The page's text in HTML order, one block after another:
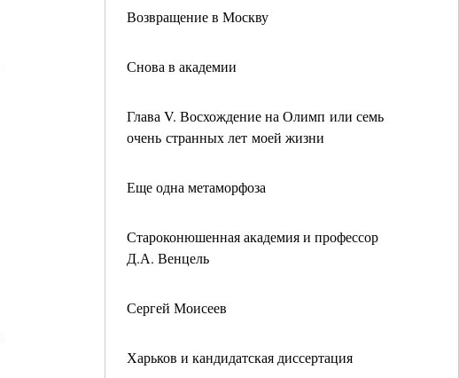
Возвращение в Москву
Снова в академии
Глава V. Восхождение на Олимп или семь
очень странных лет моей жизни
Еще одна метаморфоза
Староконюшенная академия и профессор
Д.А. Венцель
Сергей Моисеев
Харьков и кандидатская диссертация